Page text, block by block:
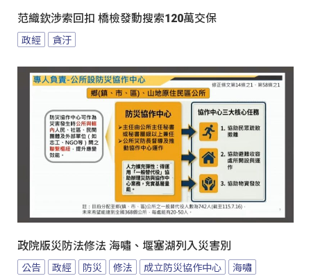
范織欽涉索回扣 橋檢發動搜索120萬交保
政經 貪汙
政院版災防法修法 海嘯、堰塞湖列入災害別
公告 政經 防災 修法 成立防災協作中心
海嘯